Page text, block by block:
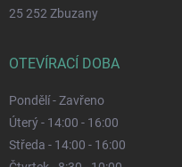
25 252 Zbuzany
OTEVÍRACÍ DOBA
Pondělí - Zavřeno
Úterý - 14:00 - 16:00
Středa - 14:00 - 16:00